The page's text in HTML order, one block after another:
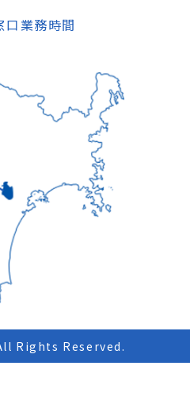
口業務時間
Rights Reserved.